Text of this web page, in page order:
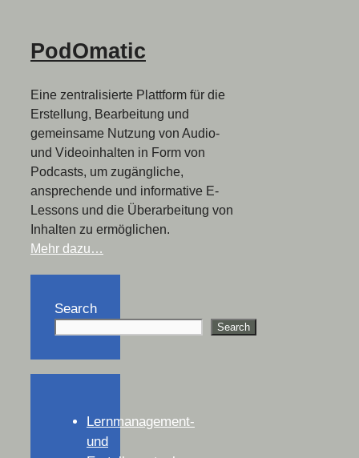
PodOmatic
Eine zentralisierte Plattform für die
Erstellung, Bearbeitung und
gemeinsame Nutzung von Audio-
und Videoinhalten in Form von
Podcasts, um zugängliche,
ansprechende und informative E-
Lessons und die Überarbeitung von
Inhalten zu ermöglichen.
Mehr dazu…
Search
Search
Lernmanagement-
und